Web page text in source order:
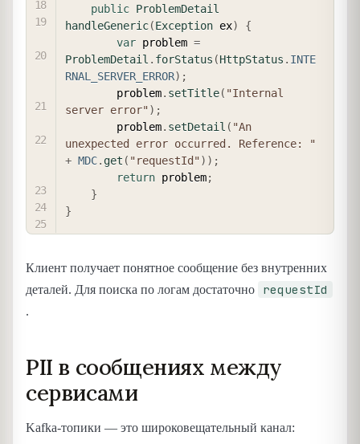
public ProblemDetail
handleGeneric(Exception ex)
{
var problem =
ProblemDetail . forStatus (HttpStatus . INTE
RNAL_SERVER_ERROR) ;
        problem
. setTitle( "Internal
server error") ;
        problem
. setDetail ( "An
unexpected error occurred. Reference: "
+ MDC. get ( "requestId") ) ;
return problem;
}
}
Клиент получает понятное сообщение без внутренних
деталей. Для поиска по логам достаточно
requestId
.
PII в сообщениях между
сервисами
Kafka-топики — это широковещательный канал: